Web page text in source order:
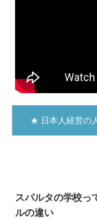
★ 日本人経営の
スパルタの学校っ
ルの違い